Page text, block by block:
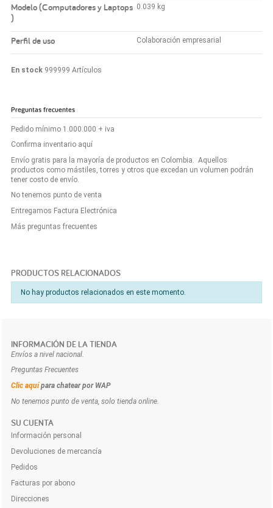
Modelo (Computadores y Laptops
)
0.039 kg
Perfil de uso Colaboración empresarial
En stock 999999 Artículos
Preguntas frecuentes
Pedido mínimo 1.000.000 + iva
Confirma inventario aquí
Envío gratis para la mayoría de productos en Colombia. Aquellos
productos como mástiles, torres y otros que excedan un volumen podrán
tener costo de envío.
No tenemos punto de venta
Entregamos Factura Electrónica
Más preguntas frecuentes
PRODUCTOS RELACIONADOS
No hay productos relacionados en este momento.
INFORMACIÓN DE LA TIENDA
Envíos a nivel nacional.
Preguntas Frecuentes
Clic aquí para chatear por WAP
No tenemos punto de venta, solo tienda online.
SU CUENTA
Información personal
Devoluciones de mercancía
Pedidos
Facturas por abono
Direcciones